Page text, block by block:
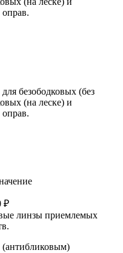
безободковых (без
(на леске) и
₽
линзы приемлемых